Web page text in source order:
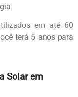
em até 60
terá 5 anos para
Solar em